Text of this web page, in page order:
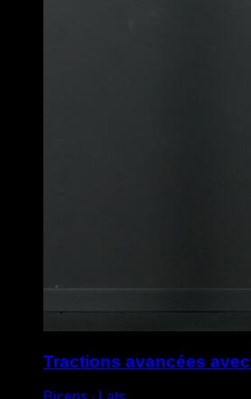
Tractions avancées